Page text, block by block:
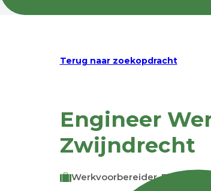
Terug naar zoekopdracht
Engineer
Zwijndrecht
Werkvoorbereider, Engineer